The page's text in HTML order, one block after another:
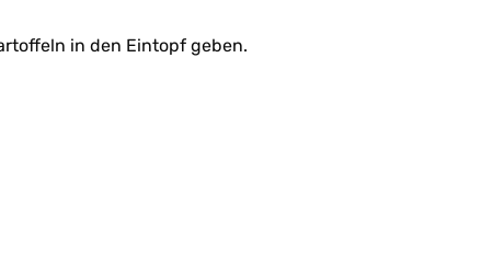
in den Eintopf geben.